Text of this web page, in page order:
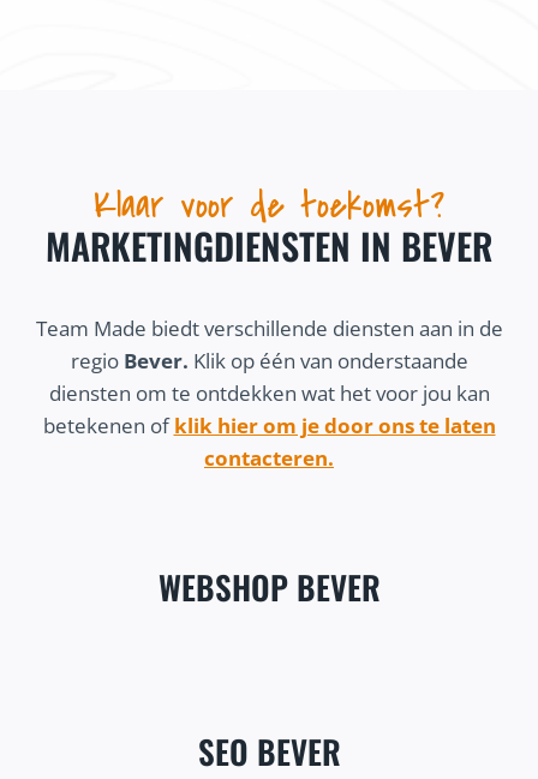
Klaar voor de toekomst?
MARKETINGDIENSTEN IN BEVER
Team Made biedt verschillende diensten aan in de
regio Bever. Klik op één van onderstaande
diensten om te ontdekken wat het voor jou kan
betekenen ofklik hier om je door ons te laten
contacteren.
WEBSHOP BEVER
SEO BEVER